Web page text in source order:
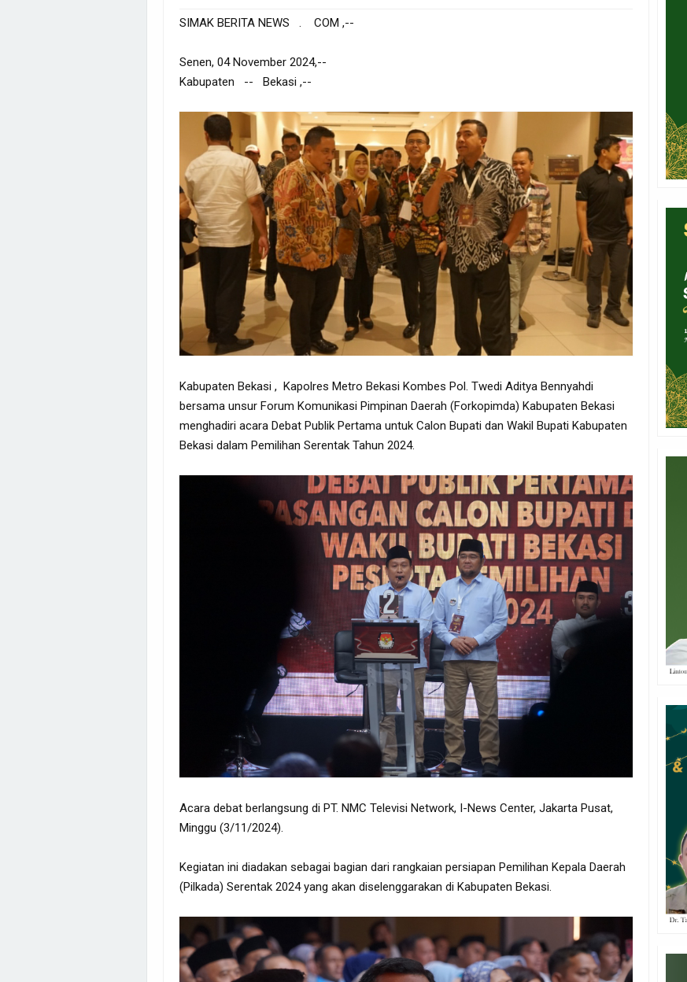
SIMAK BERITA NEWS . COM ,--
Senen, 04 November 2024,--
Kabupaten -- Bekasi ,--
Kabupaten Bekasi , Kapolres Metro Bekasi Kombes Pol. Twedi Aditya Bennyahdi
bersama unsur Forum Komunikasi Pimpinan Daerah (Forkopimda) Kabupaten Bekasi
menghadiri acara Debat Publik Pertama untuk Calon Bupati dan Wakil Bupati Kabupaten
Bekasi dalam Pemilihan Serentak Tahun 2024.
Acara debat berlangsung di PT. NMC Televisi Network, I-News Center, Jakarta Pusat,
Minggu (3/11/2024).
Kegiatan ini diadakan sebagai bagian dari rangkaian persiapan Pemilihan Kepala Daerah
(Pilkada) Serentak 2024 yang akan diselenggarakan di Kabupaten Bekasi.